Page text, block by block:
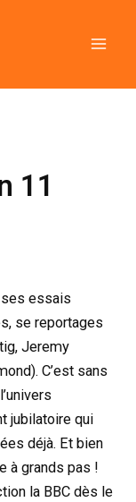
11
ses essais
se reportages
Jeremy
C’est sans
jubilatoire qui
déjà. Et bien
à grands pas !
la BBC dès le